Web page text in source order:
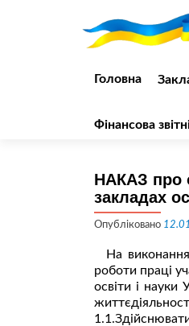
до
Головна
Фінансова
НАКАЗ про
закладах
Опубліковано
На виконання
роботи праці
освіти і